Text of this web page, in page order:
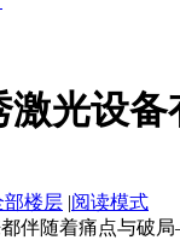
激光设
部楼层 |阅读模式
伴随着痛点与破